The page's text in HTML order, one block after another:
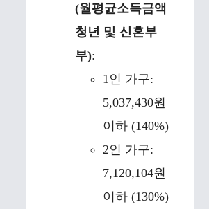
(월평균소득금액
청년 및 신혼부
부):
1인 가구:
5,037,430원
이하 (140%)
2인 가구:
7,120,104원
이하 (130%)